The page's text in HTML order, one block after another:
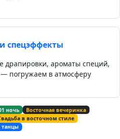
спецэффекты
драпировки, ароматы специй,
погружаем в атмосферу
ночь
Восточная вечеринка
в восточном стиле
танцы